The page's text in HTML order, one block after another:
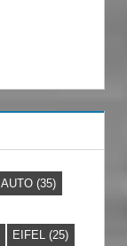
AUTO (35)
EIFEL (25)